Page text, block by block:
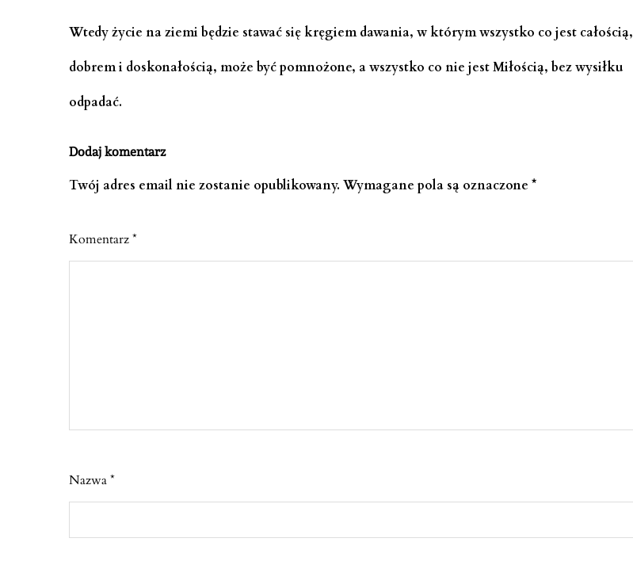
Wtedy życie na ziemi będzie stawać się kręgiem dawania, w którym wszystko co jest całością,
dobrem i doskonałością, może być pomnożone, a wszystko co nie jest Miłością, bez wysiłku
odpadać.
Dodaj komentarz
Twój adres email nie zostanie opublikowany. Wymagane pola są oznaczone *
Komentarz*
Nazwa*